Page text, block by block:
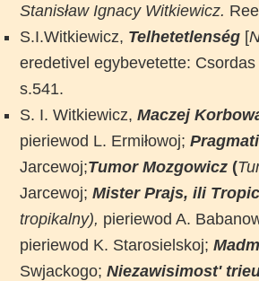
Stanisław Ignacy Witkiewicz.
S.I.Witkiewicz, Telhetetlenség [
eredetivel egybevetette:
s.541.
S. I. Witkiewicz, Maczej
pieriewod L. Ermiłowoj;
Jarcewoj;Tumor Mozgowicz (
Jarcewoj; Mister Prajs, ili
tropikalny), pieriewod A.
pieriewod K. Starosielskoj;
Swjackogo; Niezawisimost'